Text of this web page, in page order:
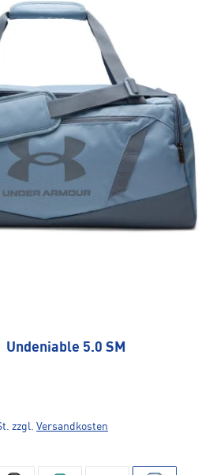
Undeniable 5.0 SM
zzgl. Versandkosten